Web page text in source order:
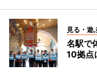
見る・遊
名駅で
10拠点